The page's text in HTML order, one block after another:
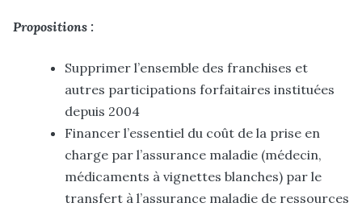
Propositions :
Supprimer l’ensemble des franchises et
autres participations forfaitaires instituées
depuis 2004
Financer l’essentiel du coût de la prise en
charge par l’assurance maladie (médecin,
médicaments à vignettes blanches) par le
transfert à l’assurance maladie de ressources